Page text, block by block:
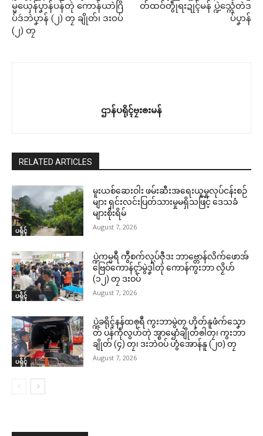
မ္မယှေန်ပၞာန်ပန်တုဲ ကောန်ယာဲဂြိ
ပ်ဒဴဘဲပၞာန် (၂) တၠ ချိုတ်၊ ဒးဝပ်
(၂) တၠ
တ်ထဝ်တွဵုရးဍုၚ်မန် ပ္ဍဲသ္ကေံတဲဒ
ပ်ပၞာန်
ဌာန်ပရိုၚ်ဗၠးၜးမန်
RELATED ARTICLES
ပရိုၚ်
မူးယစ်ဆေးဝါး ဖမ်းဆီးအရေးယူမှုလုပ်ငန်းစဉ်
များ ရှင်းလင်းပြတ်သားမှုမရှိသဖြင့် ဒေသခံ
များစိုးရိမ်
August 7, 2026
ပရိုၚ်
ပ္ဍဲကမ္မရဳ ကွဳစက်လုပ်ဇီုဒး ဘာဗ္တောန်လိက်ဖောအ်
ဗြေဝ်ကောန်ၚာ်မွဲဒၞါဲတုဲ ကောန်ကွးဘာ လၟိဟ်
(၁၂) တၠ ဒးဝပ်
August 7, 2026
ပရိုၚ်
ပ္ဍဲခရိုၚ်နန်ထၜုရဳ ကွးဘာမွဲတၠ ဟိုတ်နူဖံက်သၞော
တ် ပန်ကဵုလွဟ်တုဲ အ္စာၝောံချိုတ်ၜါတၠ၊ ကွးဘာ
ချိုတ် (၄) တၠ၊ ဒးဘဲဝပ် ဟွံအောန်နူ (၂၀) တၠ
August 7, 2026